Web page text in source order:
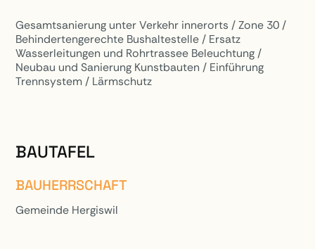
Gesamtsanierung unter Verkehr innerorts / Zone 30 /
Behindertengerechte Bushaltestelle / Ersatz
Wasserleitungen und Rohrtrassee Beleuchtung /
Neubau und Sanierung Kunstbauten / Einführung
Trennsystem / Lärmschutz
BAUTAFEL
BAUHERRSCHAFT
Gemeinde Hergiswil